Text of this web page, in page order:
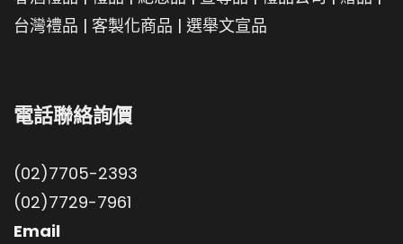
台灣禮品 | 客製化商品 | 選舉文宣品
電話聯絡詢價
(02)7705-2393
(02)7729-7961
Email